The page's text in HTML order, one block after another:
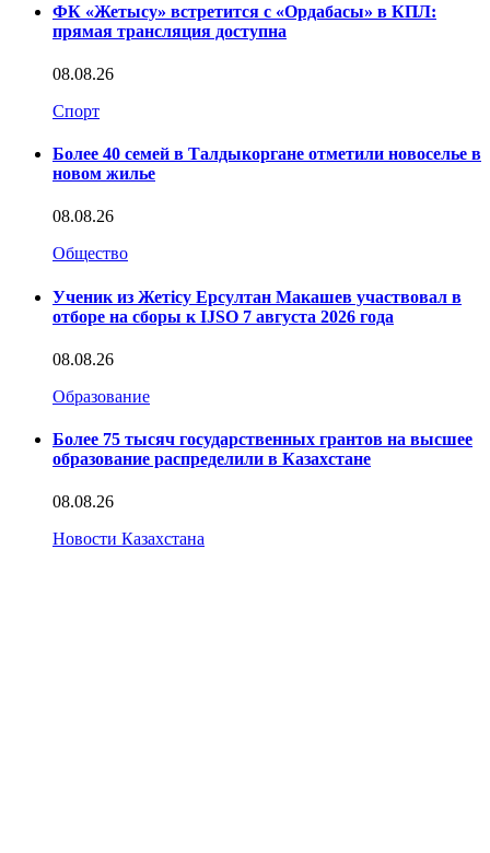
ФК «Жетысу» встретится с «Ордабасы» в КПЛ:
прямая трансляция доступна
08.08.26
Спорт
Более 40 семей в Талдыкоргане отметили новоселье в
новом жилье
08.08.26
Общество
Ученик из Жетісу Ерсултан Макашев участвовал в
отборе на сборы к IJSO 7 августа 2026 года
08.08.26
Образование
Более 75 тысяч государственных грантов на высшее
образование распределили в Казахстане
08.08.26
Новости Казахстана